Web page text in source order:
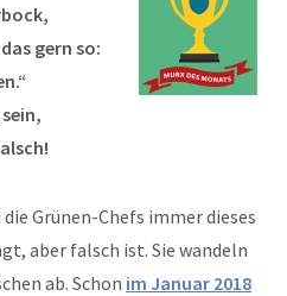
gern so:
Grünen-Chefs immer dieses
aber falsch ist. Sie wandeln
ab. Schon im Januar 2018